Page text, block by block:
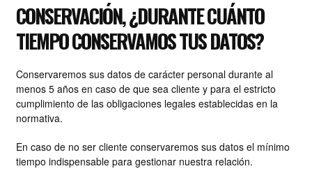
CONSERVACIÓN, ¿DURANTE CUÁNTO
TIEMPO CONSERVAMOS TUS DATOS?
Conservaremos sus datos de carácter personal durante al
menos 5 años en caso de que sea cliente y para el estricto
cumplimiento de las obligaciones legales establecidas en la
normativa.
En caso de no ser cliente conservaremos sus datos el mínimo
tiempo indispensable para gestionar nuestra relación.